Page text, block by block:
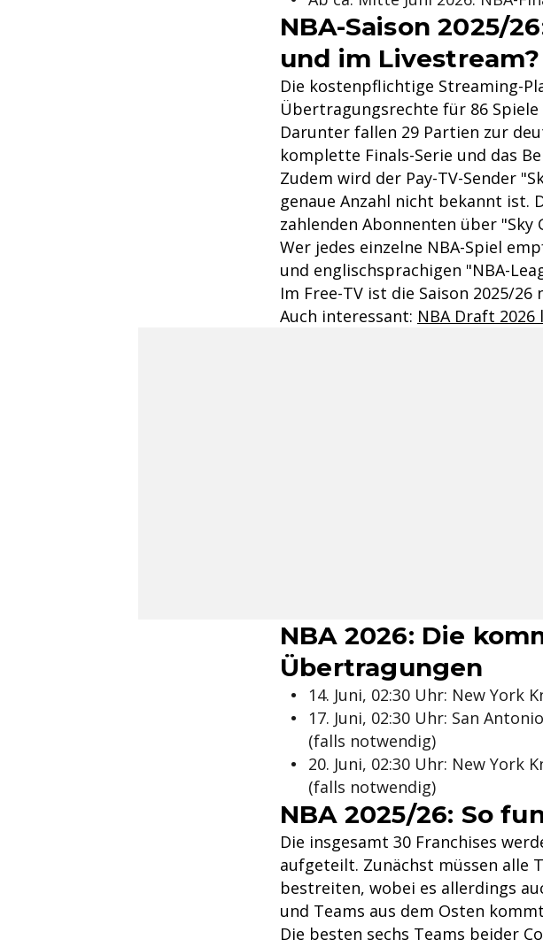
NBA-Saison 2025/
und im Livestream?
Die kostenpflichtige Streaming-
Übertragungsrechte für 86 Spiele
Darunter fallen 29 Partien zur
komplette Finals-Serie und das
Zudem wird der Pay-TV-Sender
genaue Anzahl nicht bekannt ist.
zahlenden Abonnenten über "Sky
Wer jedes einzelne NBA-Spiel
und englischsprachigen "NBA-
Im Free-TV ist die Saison 2025/26
Auch interessant: NBA Draft
NBA 2026: Die
Übertragungen
14. Juni, 02:30 Uhr: New York
17. Juni, 02:30 Uhr: San
(falls notwendig)
20. Juni, 02:30 Uhr: New York
(falls notwendig)
NBA 2025/26: So
Die insgesamt 30 Franchises
aufgeteilt. Zunächst müssen alle
bestreiten, wobei es allerdings
und Teams aus dem Osten
Die besten sechs Teams beider